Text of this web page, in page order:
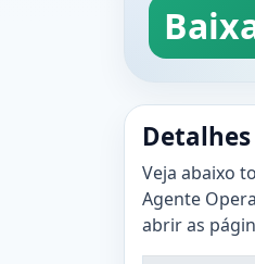
Veja abaixo
Agente
abrir as